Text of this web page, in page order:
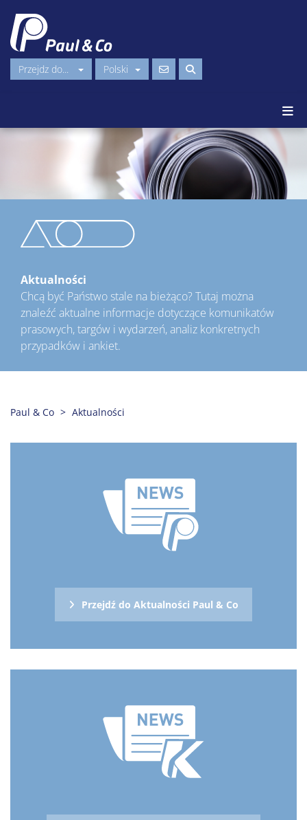
Przejdz do... Polski
Aktualności
Chcą być Państwo stale na bieżąco? Tutaj można
znaleźć aktualne informacje dotyczące komunikatów
prasowych, targów i wydarzeń, analiz konkretnych
przypadków i ankiet.
Paul & Co Aktualności
Przejdź do Aktualności Paul & Co